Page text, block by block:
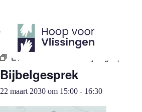
inhoud
« Alle Evenementen
Evenementenreeks:
Bijbelgesprek
22 maart 2030 om 15:00 - 16:30